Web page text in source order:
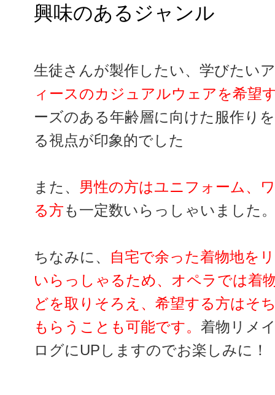
興味のあるジャンル
生徒さんが製作したい、学びたい
ィースのカジュアルウェアを希望
ーズのある年齢層に向けた服作り
る視点が印象的でした
また、 男性の方はユニフォーム、
る方も一定数いらっしゃいました
ちなみに、
自宅で余った着物地を
いらっしゃるため、オペラでは着
どを取りそろえ、希望する方はそ
もらうことも可能です。 着物リメ
ログにUPしますのでお楽しみに！